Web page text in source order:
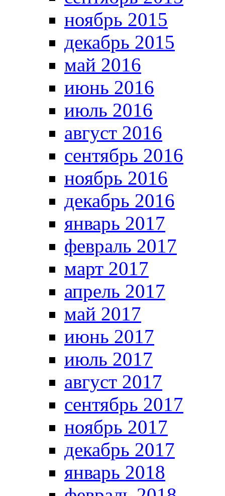
ноябрь 2015
декабрь 2015
май 2016
июнь 2016
июль 2016
август 2016
сентябрь 2016
ноябрь 2016
декабрь 2016
январь 2017
февраль 2017
март 2017
апрель 2017
май 2017
июнь 2017
июль 2017
август 2017
сентябрь 2017
ноябрь 2017
декабрь 2017
январь 2018